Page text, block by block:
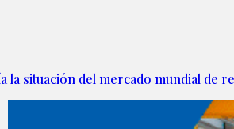
la situación del mercado mundial de